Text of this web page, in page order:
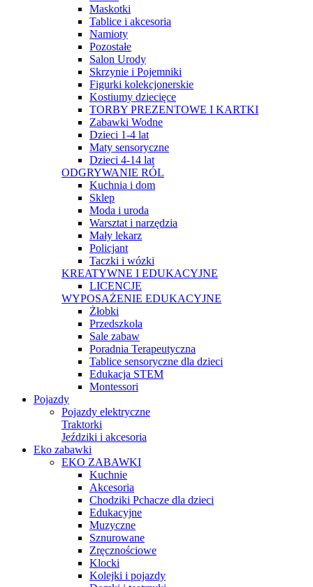
Maskotki
Tablice i akcesoria
Namioty
Pozostałe
Salon Urody
Skrzynie i Pojemniki
Figurki kolekcjonerskie
Kostiumy dziecięce
TORBY PREZENTOWE I KARTKI
Zabawki Wodne
Dzieci 1-4 lat
Maty sensoryczne
Dzieci 4-14 lat
ODGRYWANIE RÓL
Kuchnia i dom
Sklep
Moda i uroda
Warsztat i narzędzia
Mały lekarz
Policjant
Taczki i wózki
KREATYWNE I EDUKACYJNE
LICENCJE
WYPOSAŻENIE EDUKACYJNE
Żłobki
Przedszkola
Sale zabaw
Poradnia Terapeutyczna
Tablice sensoryczne dla dzieci
Edukacja STEM
Montessori
Pojazdy
Pojazdy elektryczne
Traktorki
Jeździki i akcesoria
Eko zabawki
EKO ZABAWKI
Kuchnie
Akcesoria
Chodziki Pchacze dla dzieci
Edukacyjne
Muzyczne
Sznurowane
Zręcznościowe
Klocki
Kolejki i pojazdy